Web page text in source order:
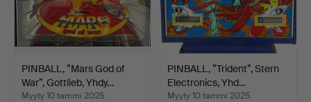
PINBALL, ”Mars God of
War”, Gottlieb, Yhdy…
Myyty 10 tammi 2025
PINBALL, ”Trident”, Stern
Electronics, Yhd…
Myyty 10 tammi 2025